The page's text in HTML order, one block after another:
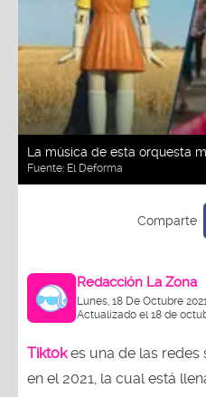
La música de esta orquesta
Fuente: El Deforma
Redacción La Zona
Lunes, 18 De Octubre
Actualizado el 18 de
Tiktokes una de las redes
en el 2021, la cual está